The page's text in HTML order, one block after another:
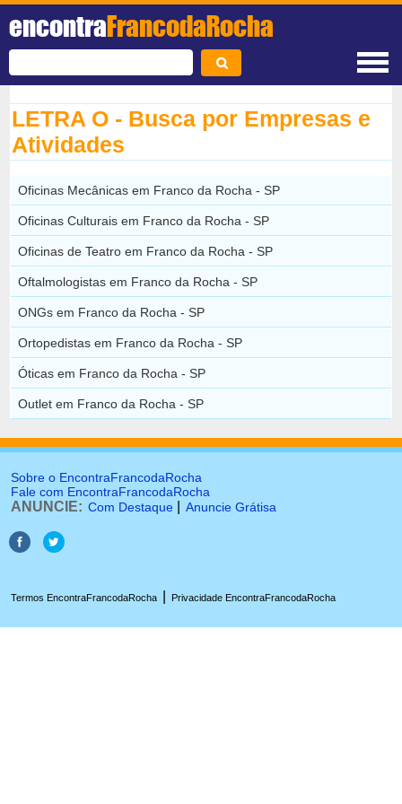
encontraFrancodaRocha
LETRA O - Busca por Empresas e
Atividades
Oficinas Mecânicas em Franco da Rocha - SP
Oficinas Culturais em Franco da Rocha - SP
Oficinas de Teatro em Franco da Rocha - SP
Oftalmologistas em Franco da Rocha - SP
ONGs em Franco da Rocha - SP
Ortopedistas em Franco da Rocha - SP
Óticas em Franco da Rocha - SP
Outlet em Franco da Rocha - SP
Sobre o EncontraFrancodaRocha
Fale com EncontraFrancodaRocha
ANUNCIE: Com Destaque Anuncie Grátisa
Termos EncontraFrancodaRocha Privacidade EncontraFrancodaRocha